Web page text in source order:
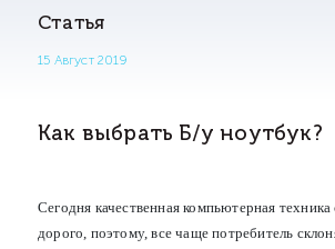
Статья
15 Август 2019
Как выбрать Б/у ноутбук?
Сегодня качественная компьютерная техника
дорого, поэтому, все чаще потребитель